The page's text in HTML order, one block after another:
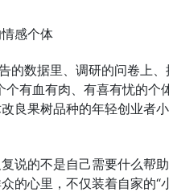
感个体
的数据里、调研的问卷上
有血有肉、有喜有忧的个
良果树品种的年轻创业者
说的不是自己需要什么帮
的心里，不仅装着自家的“